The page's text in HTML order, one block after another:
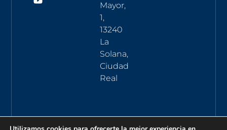
Mayor,
1,
13240
La
Solana,
Ciudad
Real